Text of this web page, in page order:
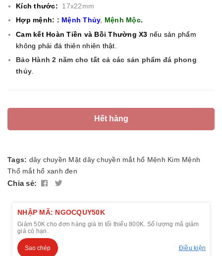
Kích thước:
17x22mm
Hợp mệnh: : Mệnh Thủy, Mệnh Mộc.
Cam kết Hoàn Tiền và Bồi Thường X3 nếu sản phẩm
không phải đá thiên nhiên thật.
Bảo Hành 2 năm cho tất cả các sản phẩm đá phong
thủy.
Hết hàng
Tags: dây chuyền Mặt dây chuyền mắt hổ Mệnh Kim Mệnh
Thổ mắt hổ xanh đen
Chia sẻ:
NHẬP MÃ: NGOCQUY50K
Giảm 50K cho đơn hàng giá trị tối thiểu 800K. Số lượng mã giảm
giá có hạn.
Sao chép Điều kiện